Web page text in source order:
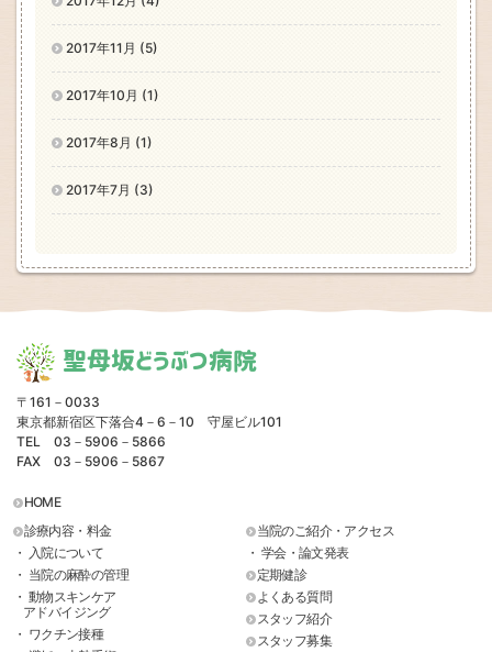
2017年11月 (5)
2017年10月 (1)
2017年8月 (1)
2017年7月 (3)
聖母坂どうぶつ病院
〒161－0033
東京都新宿区下落合4－6－10 守屋ビル101
TEL 03－5906－5866
FAX 03－5906－5867
HOME
診療内容・料金
・ 入院について
・ 当院の麻酔の管理
・ 動物スキンケア
アドバイジング
・ ワクチン接種
当院のご紹介・アクセス
・ 学会・論文発表
定期健診
よくある質問
スタッフ紹介
スタッフ募集